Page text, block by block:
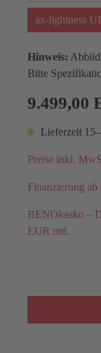
ax-lightness
Hinweis:
Bitte
9.499,00
Lieferzeit
Preise inkl.
Finanzierung
BENOkasko –
EUR mtl.